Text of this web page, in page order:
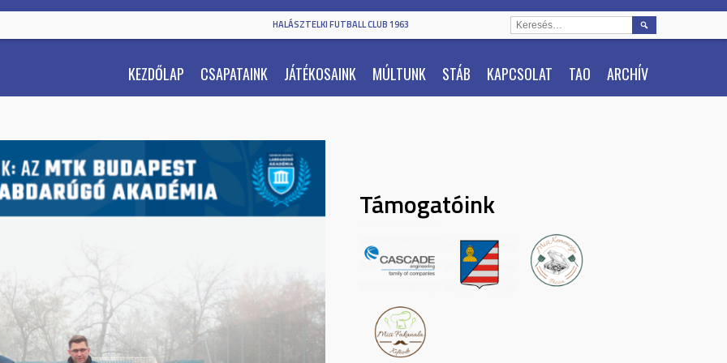
HALÁSZTELKI FUTBALL CLUB 1963
KEZDŐLAP CSAPATAINK JÁTÉKOSAINK MÚLTUNK STÁB KAPCSOLAT TAO ARCHÍV
KERESÉS:
Támogatóink